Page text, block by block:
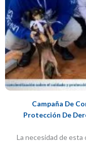
Campaña De
Protección De
La necesidad de esta